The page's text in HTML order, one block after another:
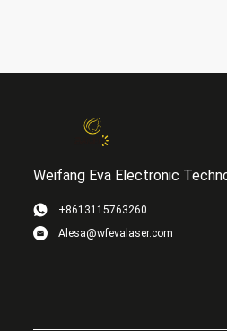
Weifang Eva Electronic
+8613115763260
Alesa@wfevalaser.com